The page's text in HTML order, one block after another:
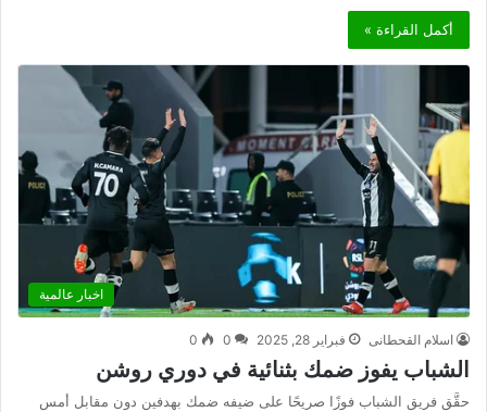
أكمل القراءة »
اخبار عالمية
اسلام القحطانى فبراير 28, 2025 0
0
الشباب يفوز ضمك بثنائية في دوري روشن
حقَّق فريق الشباب فوزًا صريحًا على ضيفه ضمك بهدفين دون مقابل أمس